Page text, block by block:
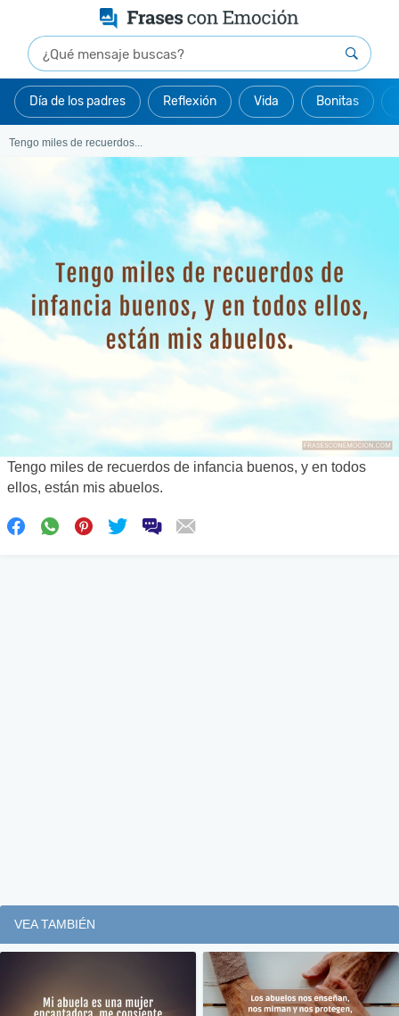
Día de los padres Reflexión Vida Bonitas
Tengo miles de recuerdos...
Tengo miles de recuerdos de infancia buenos, y en todos
ellos, están mis abuelos.
VEA TAMBIÉN